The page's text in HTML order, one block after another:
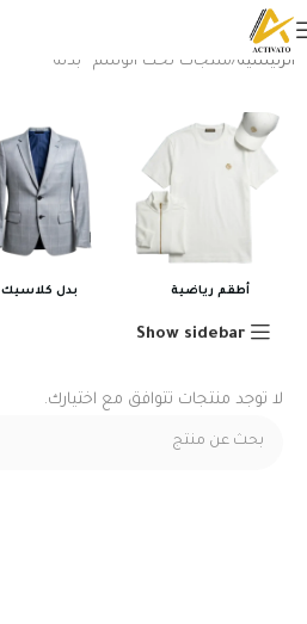
الرئيسية منتجات تحت الوسم “بدلة”
أطقم رياضية بدل كلاسيك
Show sidebar
لا توجد منتجات تتوافق مع اختيارك.